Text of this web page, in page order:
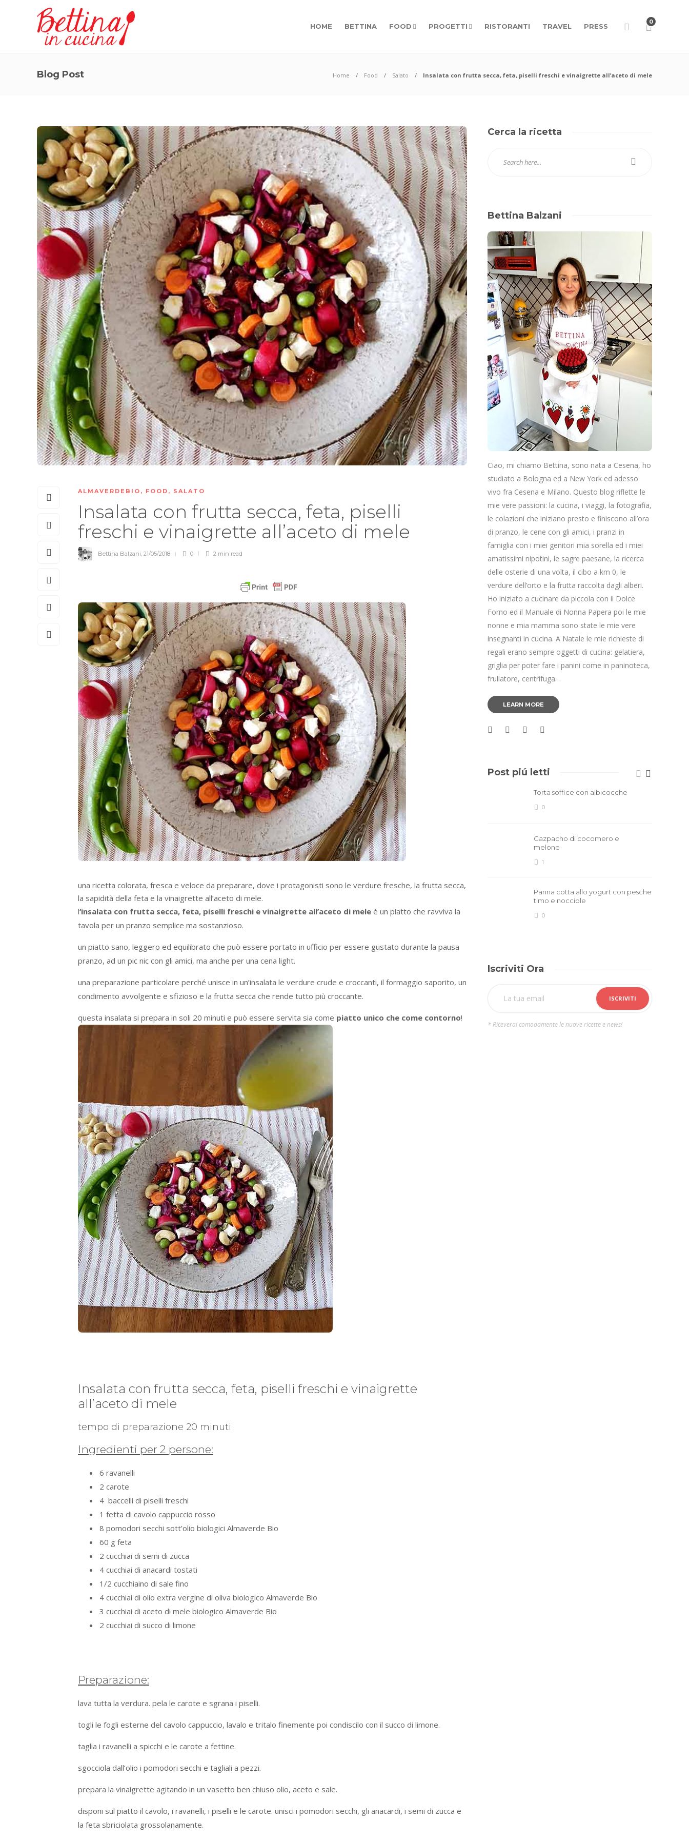
HOME BETTINA FOOD PROGETTI RISTORANTI TRAVEL PRESS
0
Blog Post Home Food Salato Insalata con frutta secca, feta, piselli freschi e vinaigrette all’aceto di mele
ALMAVERDEBIO , FOOD , SALATO
Insalata con frutta secca, feta, piselli
freschi e vinaigrette all’aceto di mele
Bettina Balzani, 21/05/2018 0 2 min read
una ricetta colorata, fresca e veloce da preparare, dove i protagonisti sono le verdure fresche, la frutta secca,
la sapidità della feta e la vinaigrette all’aceto di mele.
l‘insalata con frutta secca, feta, piselli freschi e vinaigrette all’aceto di mele è un piatto che ravviva la
tavola per un pranzo semplice ma sostanzioso.
un piatto sano, leggero ed equilibrato che può essere portato in ufficio per essere gustato durante la pausa
pranzo, ad un pic nic con gli amici, ma anche per una cena light.
una preparazione particolare perché unisce in un’insalata le verdure crude e croccanti, il formaggio saporito, un
condimento avvolgente e sfizioso e la frutta secca che rende tutto più croccante.
questa insalata si prepara in soli 20 minuti e può essere servita sia come piatto unico che come contorno!
Insalata con frutta secca, feta, piselli freschi e vinaigrette
all’aceto di mele
tempo di preparazione 20 minuti
Ingredienti per 2 persone:
6 ravanelli
2 carote
4 baccelli di piselli freschi
1 fetta di cavolo cappuccio rosso
8 pomodori secchi sott’olio biologici Almaverde Bio
60 g feta
2 cucchiai di semi di zucca
4 cucchiai di anacardi tostati
1/2 cucchiaino di sale fino
4 cucchiai di olio extra vergine di oliva biologico Almaverde Bio
3 cucchiai di aceto di mele biologico Almaverde Bio
2 cucchiai di succo di limone
Preparazione:
lava tutta la verdura. pela le carote e sgrana i piselli.
togli le fogli esterne del cavolo cappuccio, lavalo e tritalo finemente poi condiscilo con il succo di limone.
taglia i ravanelli a spicchi e le carote a fettine.
sgocciola dall’olio i pomodori secchi e tagliali a pezzi.
prepara la vinaigrette agitando in un vasetto ben chiuso olio, aceto e sale.
disponi sul piatto il cavolo, i ravanelli, i piselli e le carote. unisci i pomodori secchi, gli anacardi, i semi di zucca e
la feta sbriciolata grossolanamente.
Cerca la ricetta
Bettina Balzani
Ciao, mi chiamo Bettina, sono nata a Cesena, ho
studiato a Bologna ed a New York ed adesso
vivo fra Cesena e Milano. Questo blog riflette le
mie vere passioni: la cucina, i viaggi, la fotografia,
le colazioni che iniziano presto e finiscono all’ora
di pranzo, le cene con gli amici, i pranzi in
famiglia con i miei genitori mia sorella ed i miei
amatissimi nipotini, le sagre paesane, la ricerca
delle osterie di una volta, il cibo a km 0, le
verdure dell’orto e la frutta raccolta dagli alberi.
Ho iniziato a cucinare da piccola con il Dolce
Forno ed il Manuale di Nonna Papera poi le mie
nonne e mia mamma sono state le mie vere
insegnanti in cucina. A Natale le mie richieste di
regali erano sempre oggetti di cucina: gelatiera,
griglia per poter fare i panini come in paninoteca,
frullatore, centrifuga…
LEARN MORE
Post piú letti
Torta soffice con albicocche
0
Gazpacho di cocomero e
melone
1
Panna cotta allo yogurt con pesche
timo e nocciole
0
Iscriviti Ora
* Riceverai comodamente le nuove ricette e news!